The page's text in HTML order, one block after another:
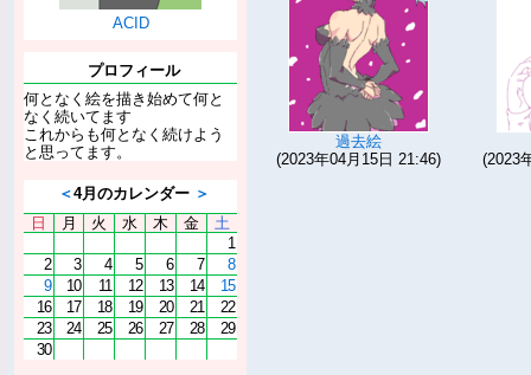
ACID
プロフィール
何となく絵を描き始めて何と
なく続いてます
これからも何となく続けよう
と思ってます。
＜4月のカレンダー ＞
日
月 火 水 木 金
土
1
2
3 4 5 6 7
8
9
10 11 12 13 14
15
16
17 18 19 20 21
22
23
24 25 26 27 28
29
30
過去絵
(2023年04月15日 21:46)
(2023